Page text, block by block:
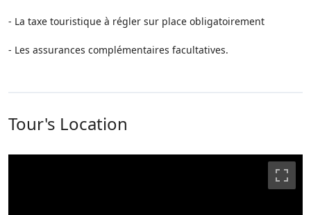
- La taxe touristique à régler sur place obligatoirement
- Les assurances complémentaires facultatives.
Tour's Location